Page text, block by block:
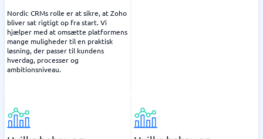
Nordic CRMs rolle er at sikre, at Zoho
bliver sat rigtigt op fra start. Vi
hjælper med at omsætte platformens
mange muligheder til en praktisk
løsning, der passer til kundens
hverdag, processer og
ambitionsniveau.